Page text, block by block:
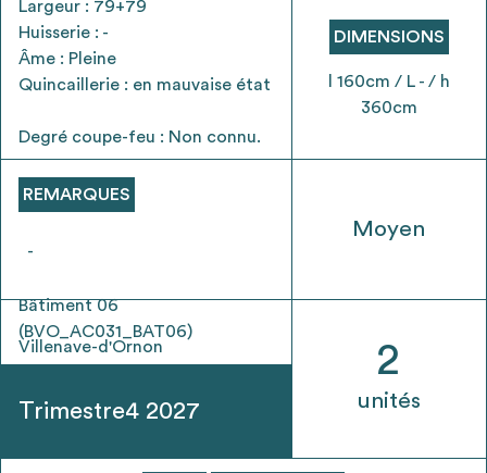
* Attention, l’ajout des matériaux à sa liste et son envoi ne
voirFAQ
Largeur : 79+79
Huisserie : -
Âme : Pleine
Quincaillerie : en mauvaise état
Degré coupe-feu : Non connu.
REMARQUES
-
Bâtiment 06
(BVO_AC031_BAT06)
Villenave-d'Ornon
Trimestre4 2027
DIMENSIONS
l 160cm / L - / h
360cm
Moyen
2
unités